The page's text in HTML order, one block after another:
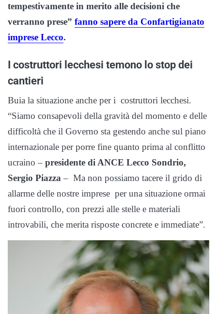
tempestivamente in merito alle decisioni che
verranno prese” fanno sapere da Confartigianato
imprese Lecco.
I costruttori lecchesi temono lo stop dei
cantieri
Buia la situazione anche per i costruttori lecchesi.
“Siamo consapevoli della gravità del momento e delle
difficoltà che il Governo sta gestendo anche sul piano
internazionale per porre fine quanto prima al conflitto
ucraino – presidente di ANCE Lecco Sondrio,
Sergio Piazza – Ma non possiamo tacere il grido di
allarme delle nostre imprese per una situazione ormai
fuori controllo, con prezzi alle stelle e materiali
introvabili, che merita risposte concrete e immediate”.